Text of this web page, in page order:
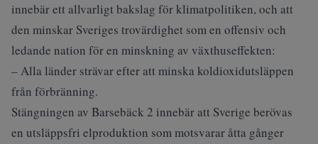
innebär ett allvarligt bakslag för klimatpolitiken, och att
den minskar Sveriges trovärdighet som en offensiv och
ledande nation för en minskning av växthuseffekten:
– Alla länder strävar efter att minska koldioxidutsläppen
från förbränning.
Stängningen av Barsebäck 2 innebär att Sverige berövas
en utsläppsfri elproduktion som motsvarar åtta gånger